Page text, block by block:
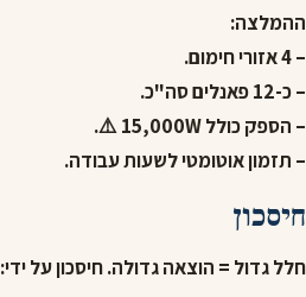
ההמלצה:
– 4 אזורי חימום.
– כ-12 פאנלים סה"כ.
– הספק כולל 15,000W ⚠️.
– תזמון אוטומטי לשעות עבודה.
חיסכון
חלל גדול = הוצאה גדולה. חיסכון על ידי: